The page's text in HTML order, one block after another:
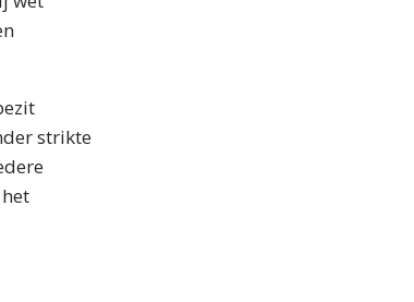
strikte